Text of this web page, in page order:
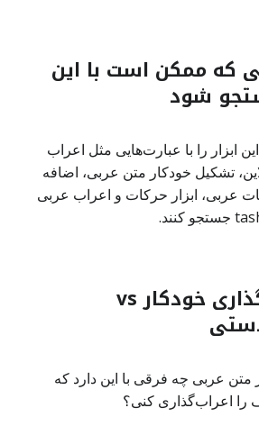
که ممکن است با این
شود
ابزار را با عبارت‌هایی مثل اعراب
تشکیل خودکار متن عربی، اضافه
عربی، ابزار حرکات و اعراب عربی
تشکیل‌گذاری خودکار vs
عربی چه فرقی با این دارد که
را اعراب‌گذاری کنی؟